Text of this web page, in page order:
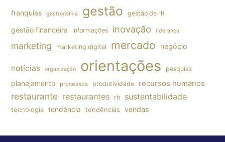
franquias gastronomia gestão gestão de rh
gestão financeira informações inovação liderança
marketing marketing digital mercado negócio
notícias organização orientações pesquisa
planejamento processos produtividade recursos humanos
restaurante restaurantes rh sustentabilidade
tecnologia tendência tendências vendas